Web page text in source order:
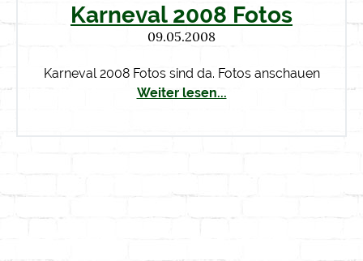
Karneval 2008 Fotos
09.05.2008
Karneval 2008 Fotos sind da. Fotos anschauen
Weiter lesen...